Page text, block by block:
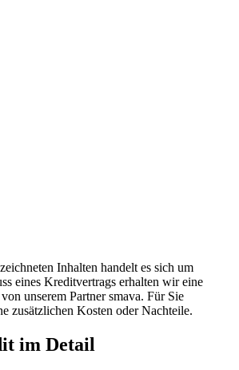
Inhalten handelt es sich um
eines Kreditvertrags erhalten wir eine
unserem Partner smava. Für Sie
zusätzlichen Kosten oder Nachteile.
im Detail